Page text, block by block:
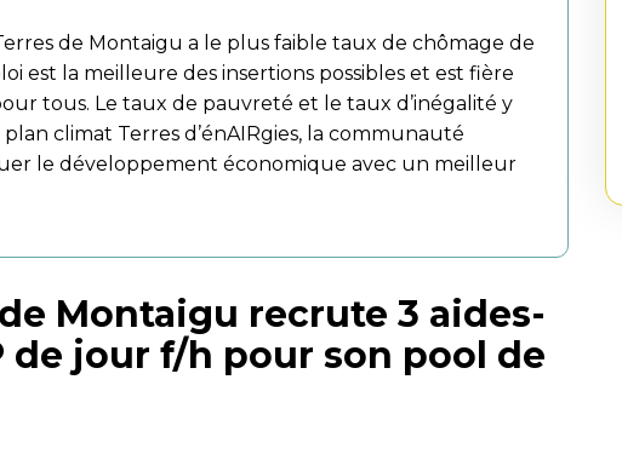
de Montaigu a le plus faible taux de chômage de
est la meilleure des insertions possibles et est fière
tous. Le taux de pauvreté et le taux d’inégalité y
climat Terres d’énAIRgies, la communauté
le développement économique avec un meilleur
Montaigu recrute 3 aides-
de jour f/h pour son pool de